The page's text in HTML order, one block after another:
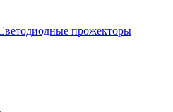
прожекторы